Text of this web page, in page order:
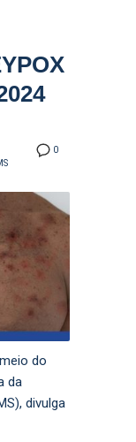
0
do
da
divulga